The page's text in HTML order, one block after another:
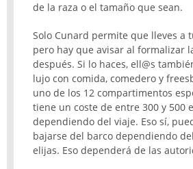
de la raza o el tamaño que sean.
Solo Cunard permite que lleves a
pero hay que avisar al formalizar
después. Si lo haces, ell@s
lujo con comida, comedero y
uno de los 12 compartimentos
tiene un coste de entre 300 y 500
dependiendo del viaje. Eso sí,
bajarse del barco dependiendo
elijas. Eso dependerá de las